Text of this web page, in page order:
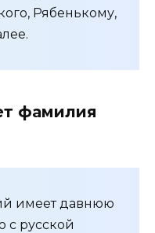
Рябенькому,
фамилия
имеет давнюю
с русской